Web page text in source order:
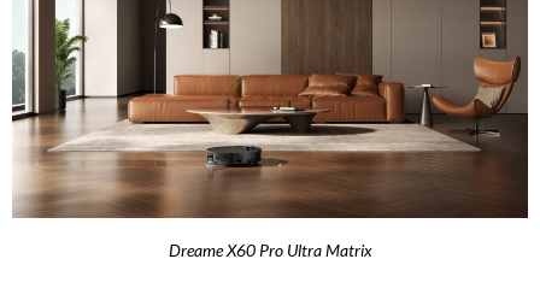
Dreame X60 Pro Ultra Matrix